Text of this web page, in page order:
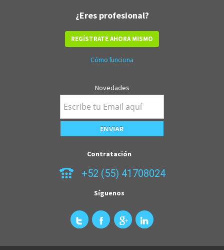
¿Eres profesional?
REGÍSTRATE AHORA MISMO
Cómo funciona
Novedades
Contratación
+52 (55) 41708024
Síguenos